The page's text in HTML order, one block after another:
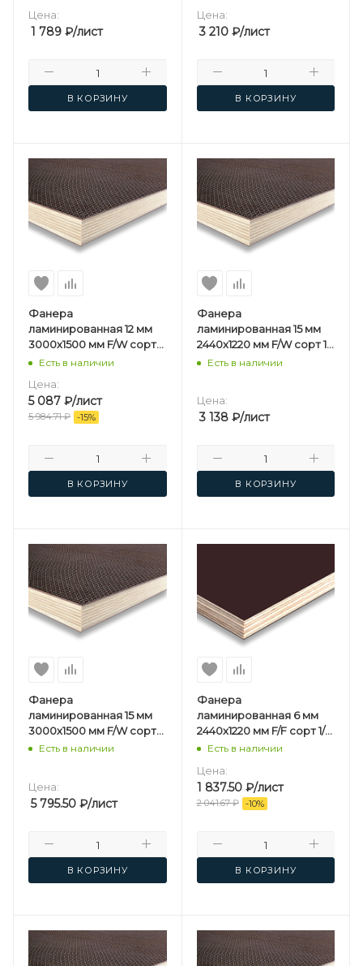
Цена:
1 789 ₽/лист
В КОРЗИНУ
Цена:
3 210₽/лист
В КОРЗИНУ
Фанера
ламинированная 12 мм
3000х1500 мм F/W сорт
1/1 березовая
Есть в наличии
Цена:
5 087 ₽/лист
5 984.71₽ -15%
В КОРЗИНУ
Фанера
ламинированная 15 мм
2440х1220 мм F/W сорт 1/1
березовая
Есть в наличии
Цена:
3 138₽/лист
В КОРЗИНУ
Фанера
ламинированная 15 мм
3000х1500 мм F/W сорт
1/1 березовая
Есть в наличии
Цена:
5 795.50 ₽/лист
В КОРЗИНУ
Фанера
ламинированная 6 мм
2440х1220 мм F/F сорт 1/1
березовая
Есть в наличии
Цена:
1 837.50₽/лист
2 041.67₽ -10%
В КОРЗИНУ